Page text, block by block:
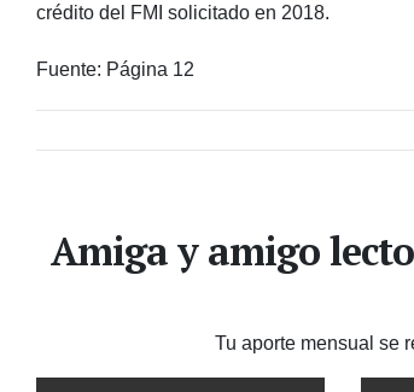
crédito del FMI solicitado en 2018.
Fuente: Página 12
Amiga y amigo
Tu aporte mensual se